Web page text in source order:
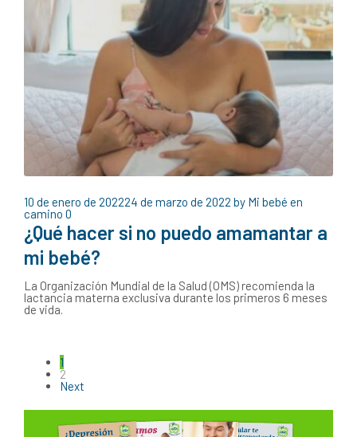
10 de enero de 202224 de marzo de 2022 by Mi bebé en
camino 0
¿Qué hacer si no puedo amamantar a
mi bebé?
La Organización Mundial de la Salud (OMS) recomienda la
lactancia materna exclusiva durante los primeros 6 meses
de vida.
1
2
Next